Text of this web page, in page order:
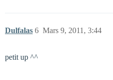
Dulfalas Mars 9, 2011, 3:44
6
petit up ^^